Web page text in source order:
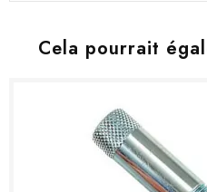
Cela pourrait